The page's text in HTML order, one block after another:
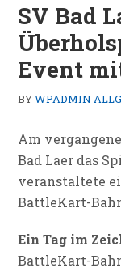
SV Bad
Event
BYWPADMIN
Am
Bad Laer das
veranstaltete
BattleKart-
Ein Tag im
BattleKart-